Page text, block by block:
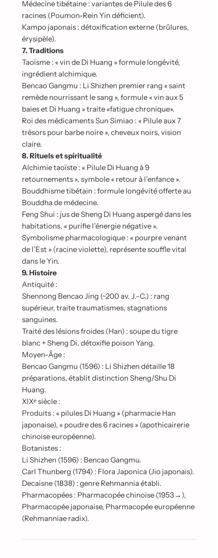
Médecine tibétaine : variantes de Pilule des 6
racines (Poumon-Rein Yin déficient).
Kampo japonais : détoxification externe (brûlures,
érysipèle).
7. Traditions
Taoïsme : « vin de Di Huang » formule longévité,
ingrédient alchimique.
Bencao Gangmu : Li Shizhen premier rang « saint
remède nourrissant le sang », formule « vin aux 5
baies et Di Huang » traite «fatigue chronique».
Roi des médicaments Sun Simiao : « Pilule aux 7
trésors pour barbe noire », cheveux noirs, vision
claire.
8. Rituels et spiritualité
Alchimie taoïste : « Pilule Di Huang à 9
retournements », symbole « retour à l’enfance ».
Bouddhisme tibétain : formule longévité offerte au
Bouddha de médecine.
Feng Shui : jus de Sheng Di Huang aspergé dans les
habitations, « purifie l’énergie négative ».
Symbolisme pharmacologique : « pourpre venant
de l’Est » (racine violette), représente souffle vital
dans le Yin.
9. Histoire
Antiquité :
Shennong Bencao Jing (~200 av. J.-C.) : rang
supérieur, traite traumatismes, stagnations
sanguines.
Traité des lésions froides (Han) : soupe du tigre
blanc + Sheng Di, détoxifie poison Yang.
Moyen-Âge :
Bencao Gangmu (1596) : Li Shizhen détaille 18
préparations, établit distinction Sheng/Shu Di
Huang.
XIXᵉ siècle :
Produits : « pilules Di Huang » (pharmacie Han
japonaise), « poudre des 6 racines » (apothicairerie
chinoise européenne).
Botanistes :
Li Shizhen (1596) : Bencao Gangmu.
Carl Thunberg (1794) : Flora Japonica (Jio japonais).
Decaisne (1838) : genre Rehmannia établi.
Pharmacopées : Pharmacopée chinoise (1953→),
Pharmacopée japonaise, Pharmacopée européenne
(Rehmanniae radix).